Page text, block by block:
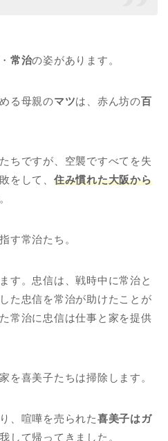
常治の姿があります。
る母親のマツは、赤ん坊の百
ちですが、空襲ですべてを失
をして、 住み慣れた大阪から
す常治たち。
す。忠信は、戦時中に常治と
た忠信を常治が助けたことが
常治に忠信は仕事と家を提供
を喜美子たちは掃除します。
、喧嘩を売られた喜美子はガ
して帰ってきました。